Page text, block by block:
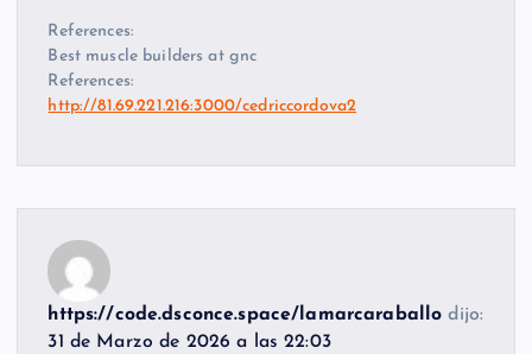
References:
Best muscle builders at gnc
References:
http://81.69.221.216:3000/cedriccordova2
https://code.dsconce.space/lamarcaraballo dijo:
31 de Marzo de 2026 a las 22:03